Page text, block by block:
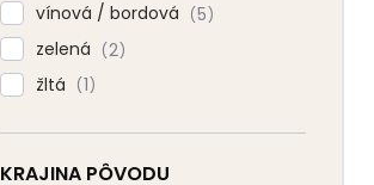
vínová / bordová
5
zelená
2
žltá
1
KRAJINA PÔVODU